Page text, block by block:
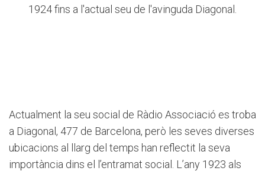
1924 fins a l'actual seu de l'avinguda Diagonal.
Actualment la seu social de Ràdio Associació es troba
a Diagonal, 477 de Barcelona, però les seves diverses
ubicacions al llarg del temps han reflectit la seva
importància dins el l’entramat social. L’any 1923 als